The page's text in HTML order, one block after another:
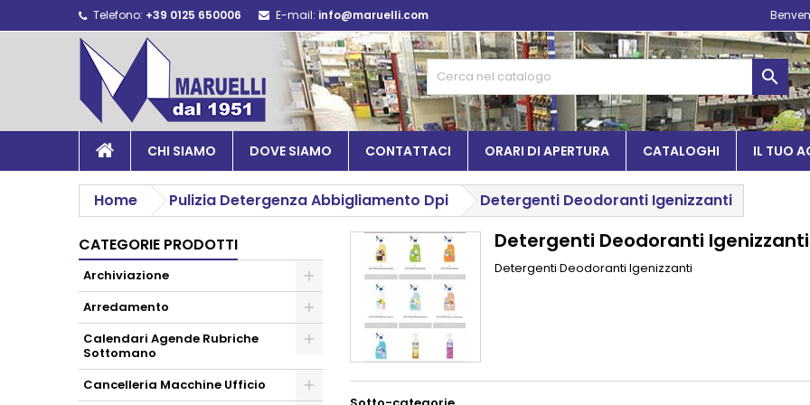
Telefono: +39 0125 650006 E-mail: info@maruelli.com

CHI SIAMO DOVE SIAMO CONTATTACI ORARI DI APERTURA CATALOGHI IL TUO
Home Pulizia Detergenza Abbigliamento Dpi Detergenti Deodoranti Igenizzanti
CATEGORIE PRODOTTI
Archiviazione
Arredamento
Calendari Agende Rubriche
Sottomano
Cancelleria Macchine Ufficio
Detergenti Deodoranti Igenizzanti
Detergenti Deodoranti Igenizzanti